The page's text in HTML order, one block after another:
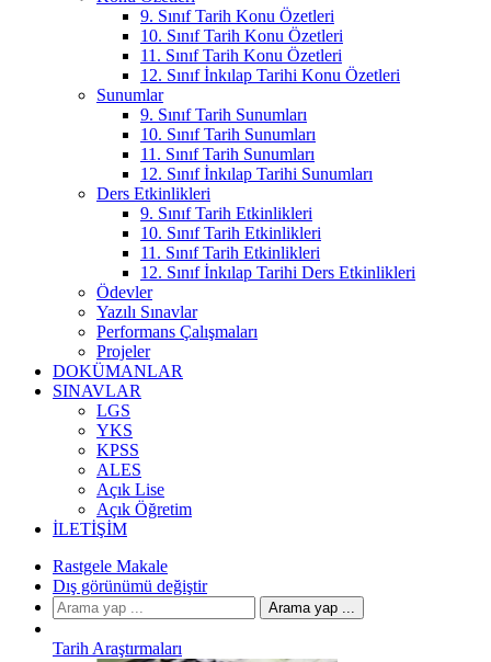
9. Sınıf Tarih Konu Özetleri
10. Sınıf Tarih Konu Özetleri
11. Sınıf Tarih Konu Özetleri
12. Sınıf İnkılap Tarihi Konu Özetleri
Sunumlar
9. Sınıf Tarih Sunumları
10. Sınıf Tarih Sunumları
11. Sınıf Tarih Sunumları
12. Sınıf İnkılap Tarihi Sunumları
Ders Etkinlikleri
9. Sınıf Tarih Etkinlikleri
10. Sınıf Tarih Etkinlikleri
11. Sınıf Tarih Etkinlikleri
12. Sınıf İnkılap Tarihi Ders Etkinlikleri
Ödevler
Yazılı Sınavlar
Performans Çalışmaları
Projeler
DOKÜMANLAR
SINAVLAR
LGS
YKS
KPSS
ALES
Açık Lise
Açık Öğretim
İLETIŞIM
Rastgele Makale
Dış görünümü değiştir
Arama yap ...
Tarih Araştırmaları